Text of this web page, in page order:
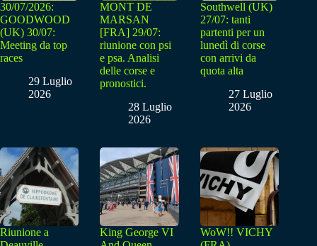
30/07/2026:
GOODWOOD
(UK) 30/07:
Meeting da top
races
29 Luglio
2026
MONT DE
MARSAN
[FRA] 29/07:
riunione con psi
e psa. Analisi
delle corse e
pronostici.
28 Luglio
2026
Southwell (UK)
27/07: tanti
partenti per un
lunedì di corse
con arrivi da
quota alta
27 Luglio
2026
Riunione a
King George VI
WoW!! VICHY